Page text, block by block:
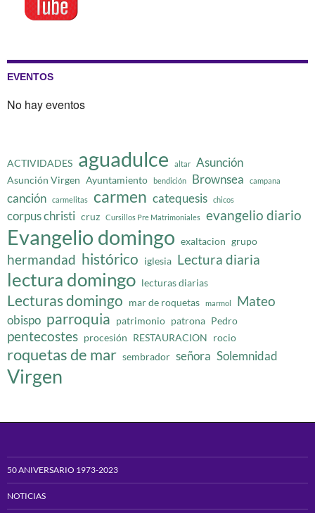
EVENTOS
No hay eventos
ACTIVIDADES aguadulce altar Asunción
Asunción Virgen Ayuntamiento bendición Brownsea campana
canción carmelitas carmen catequesis chicos
corpus christi cruz Cursillos Pre Matrimoniales evangelio diario
Evangelio domingo exaltacion grupo
hermandad histórico iglesia Lectura diaria
lectura domingo lecturas diarias
Lecturas domingo mar de roquetas marmol Mateo
obispo parroquia patrimonio patrona Pedro
pentecostes procesión RESTAURACION rocio
roquetas de mar sembrador señora Solemnidad
Virgen
50 ANIVERSARIO 1973-2023
NOTICIAS